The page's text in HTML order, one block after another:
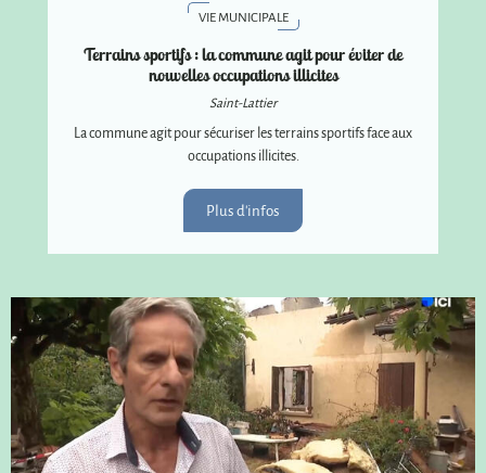
VIE MUNICIPALE
Terrains sportifs : la commune agit pour éviter de
nouvelles occupations illicites
Saint-Lattier
La commune agit pour sécuriser les terrains sportifs face aux
occupations illicites.
Plus d'infos